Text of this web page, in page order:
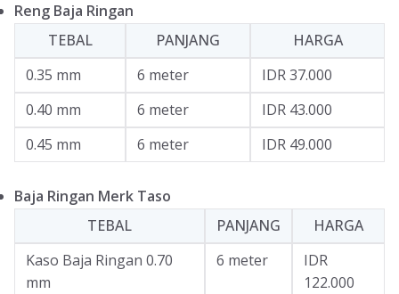
Reng Baja Ringan
TEBAL
PANJANG
HARGA
0.35 mm
6 meter
IDR 37.000
0.40 mm
6 meter
IDR 43.000
0.45 mm
6 meter IDR 49.000
Baja Ringan Merk Taso
TEBAL
PANJANG
HARGA
Kaso Baja Ringan 0.70
mm
6 meter
IDR
122.000